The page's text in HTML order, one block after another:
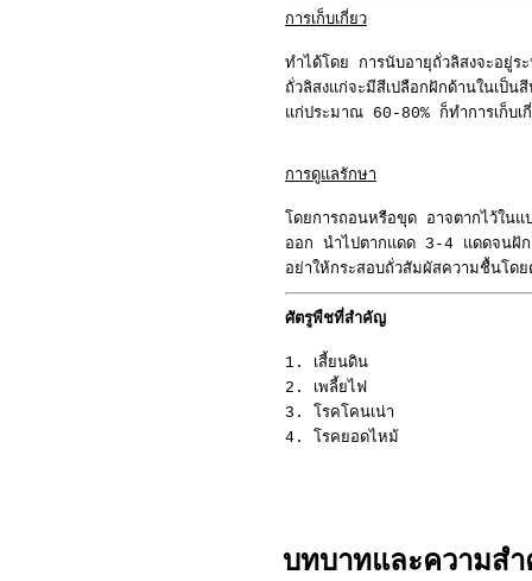
การเก็บเกี่ยว
ทำได้โดย การนับอายุถั่วลิสงจะอยู่
ถั่วลิสงแก่จะมีสีเปลือกฝักด้านในเป็
แก่ประมาณ 60-80% ก็ทำการเก็บเ
การดูแลรักษา
โดยการถอนหรือขุด อาจตากไว้ใน
ออก นำไปตากแดด 3-4 แดดจนฝัก
อย่าให้กระสอบถั่วสัมผัสความชื้นโดย
ศัตรูพืชที่สำคัญ
1. เสี้ยนดิน
2. เพลี้ยไฟ
3. โรคโคนเน่า
4. โรคยอดไหม้
บทบาทและความส